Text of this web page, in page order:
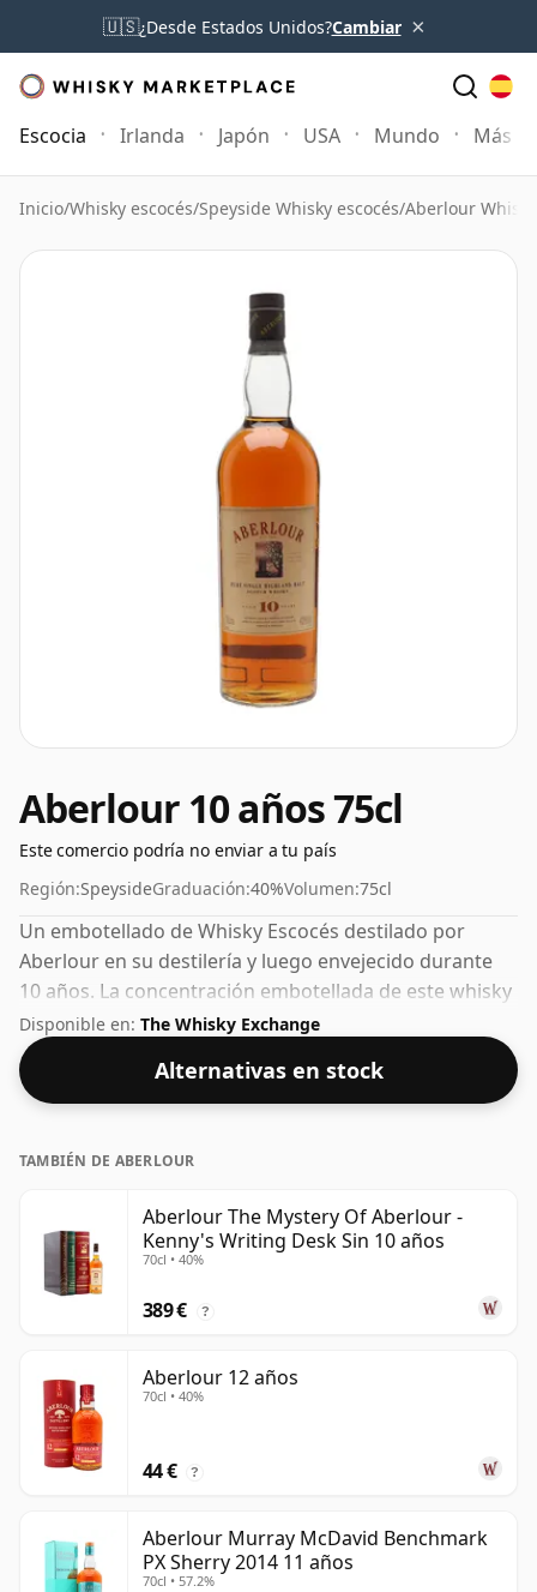
🇺🇸¿Desde Estados Unidos?Cambiar ×
Escocia Irlanda Japón USA Mundo Más
Inicio/Whisky escocés/Speyside Whisky escocés/Aberlour Whisky
Aberlour 10 años 75cl
Este comercio podría no enviar a tu país
Región:SpeysideGraduación:40%Volumen:75cl
Un embotellado de Whisky Escocés destilado por
Aberlour en su destilería y luego envejecido durante
10 años. La concentración embotellada de este whisky
es del 40%, que se encuentra en el extremo inferior de
la escala de whiskies. Aunque hoy en día muchos
consumidores presionan a los productores para que
embotellen más cerca del 43% o 46%, todavía hay
Disponible en: The Whisky Exchange
Alternativas en stock
TAMBIÉN DE ABERLOUR
Aberlour The Mystery Of Aberlour -
Kenny's Writing Desk Sin 10 años
70cl • 40%
389 € ?
Aberlour 12 años
70cl • 40%
44 € ?
Aberlour Murray McDavid Benchmark
PX Sherry 2014 11 años
70cl • 57.2%